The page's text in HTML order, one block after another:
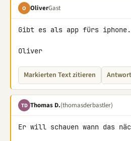
O OliverGast
Gibt es als app fürs iphone.
Oliver
Markierten Text zitieren Antwort
TD Thomas D.(thomasderbastler)
Er will schauen wann das